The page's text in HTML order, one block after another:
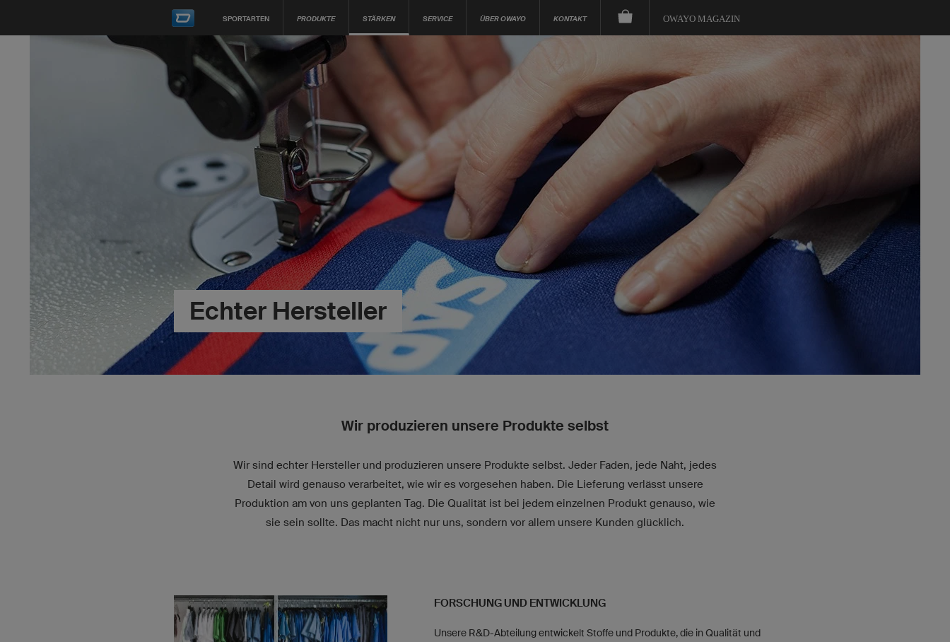
SPORTARTEN PRODUKTE STÄRKEN SERVICE ÜBER OWAYO KONTAKT OWAYO MAGAZIN
Echter Hersteller
Wir produzieren unsere Produkte selbst
Wir sind echter Hersteller und produzieren unsere Produkte selbst. Jeder Faden, jede Naht, jedes
Detail wird genauso verarbeitet, wie wir es vorgesehen haben. Die Lieferung verlässt unsere
Produktion am von uns geplanten Tag. Die Qualität ist bei jedem einzelnen Produkt genauso, wie
sie sein sollte. Das macht nicht nur uns, sondern vor allem unsere Kunden glücklich.
FORSCHUNG UND ENTWICKLUNG
Unsere R&D-Abteilung entwickelt Stoffe und Produkte, die in Qualität und